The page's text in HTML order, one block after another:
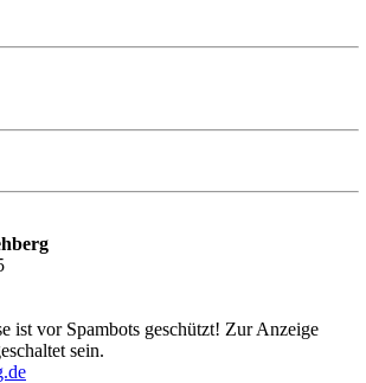
ist vor Spambots geschützt! Zur Anzeige
sein.